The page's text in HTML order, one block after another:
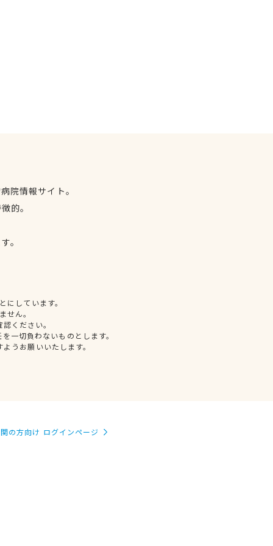
院情報サイト。
的。
。
しています。
せん。
ください。
一切負わないものとします。
うお願いいたします。
の方向け ログインページ